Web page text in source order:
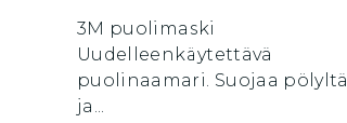
3M puolimaski
Uudelleenkäytettävä
puolinaamari. Suojaa pölyltä
ja...